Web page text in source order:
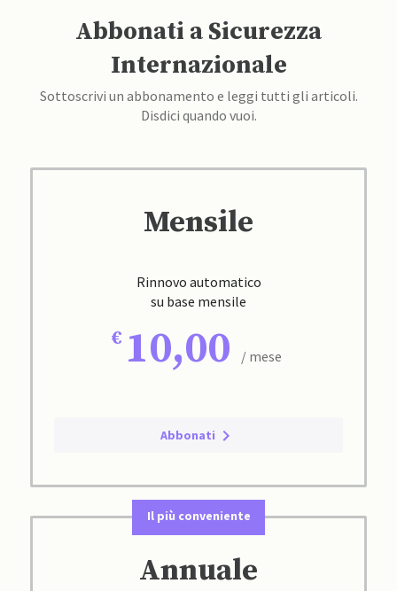
Abbonati a Sicurezza
Internazionale
Sottoscrivi un abbonamento e leggi tutti gli articoli.
Disdici quando vuoi.
Mensile
Rinnovo automatico
su base mensile
10,00 / mese
Abbonati
Il più conveniente
Annuale